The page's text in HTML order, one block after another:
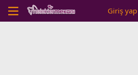
Giriş yap